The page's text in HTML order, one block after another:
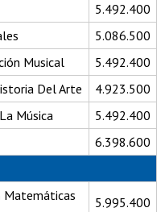
5.492.400
5.086.500
Musical
5.492.400
Del Arte
4.923.500
Música
5.492.400
6.398.600
Matemáticas
5.995.400